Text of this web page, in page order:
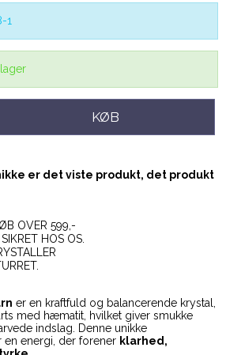
1
lager
KØB
er det viste produkt, det produkt
OVER 599,-
HOS OS.
er en kraftfuld og balancerende krystal,
med hæmatit, hvilket giver smukke
indslag. Denne unikke
energi, der forener klarhed,